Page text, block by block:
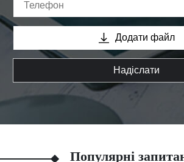
Додати файл
Надіслати
Популярні